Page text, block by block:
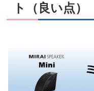
ト（良い点）